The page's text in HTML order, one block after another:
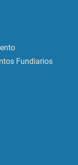
Fundiarios